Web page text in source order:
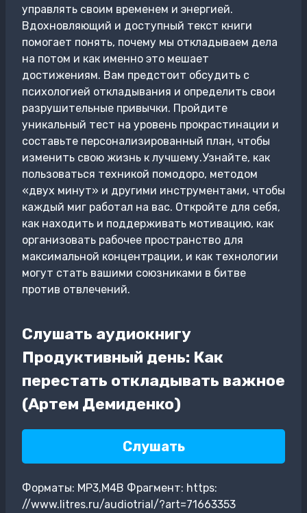
управлять своим временем и энергией.
Вдохновляющий и доступный текст книги
помогает понять, почему мы откладываем дела
на потом и как именно это мешает
достижениям. Вам предстоит обсудить с
психологией откладывания и определить свои
разрушительные привычки. Пройдите
уникальный тест на уровень прокрастинации и
составьте персонализированный план, чтобы
изменить свою жизнь к лучшему.Узнайте, как
пользоваться техникой помодоро, методом
«двух минут» и другими инструментами, чтобы
каждый миг работал на вас. Откройте для себя,
как находить и поддерживать мотивацию, как
организовать рабочее пространство для
максимальной концентрации, и как технологии
могут стать вашими союзниками в битве
против отвлечений.
Слушать аудиокнигу
Продуктивный день: Как
перестать откладывать важное
(Артем Демиденко)
Слушать
Форматы: MP3,M4B Фрагмент: https:
//www.litres.ru/audiotrial/?art=71663353